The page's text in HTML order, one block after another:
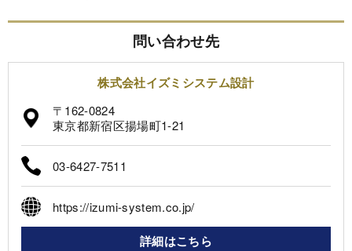
問い合わせ先
株式会社イズミシステム設計
〒162-0824
東京都新宿区揚場町1-21
03-6427-7511
https://izumi-system.co.jp/
詳細はこちら